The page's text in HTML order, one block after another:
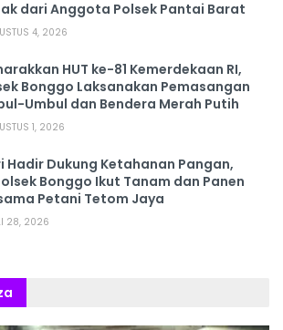
dari Anggota Polsek Pantai Barat
4, 2026
HUT ke-81 Kemerdekaan RI,
Bonggo Laksanakan Pemasangan
Umbul dan Bendera Merah Putih
1, 2026
Hadir Dukung Ketahanan Pangan,
Bonggo Ikut Tanam dan Panen
Petani Tetom Jaya
28, 2026